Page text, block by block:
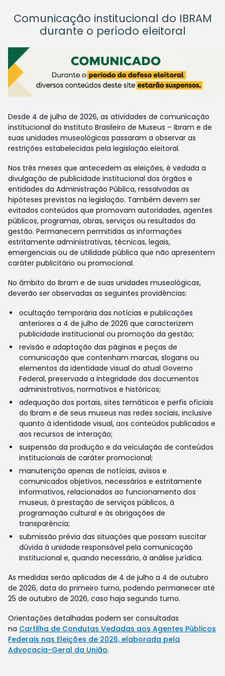
Comunicação institucional do IBRAM
durante o período eleitoral
Desde 4 de julho de 2026, as atividades de comunicação
institucional do Instituto Brasileiro de Museus – Ibram e de
suas unidades museológicas passaram a observar as
restrições estabelecidas pela legislação eleitoral.
Nos três meses que antecedem as eleições, é vedada a
divulgação de publicidade institucional dos órgãos e
entidades da Administração Pública, ressalvadas as
hipóteses previstas na legislação. Também devem ser
evitados conteúdos que promovam autoridades, agentes
públicos, programas, obras, serviços ou resultados da
gestão. Permanecem permitidas as informações
estritamente administrativas, técnicas, legais,
emergenciais ou de utilidade pública que não apresentem
caráter publicitário ou promocional.
No âmbito do Ibram e de suas unidades museológicas,
deverão ser observadas as seguintes providências:
ocultação temporária das notícias e publicações
anteriores a 4 de julho de 2026 que caracterizem
publicidade institucional ou promoção da gestão;
revisão e adaptação das páginas e peças de
comunicação que contenham marcas, slogans ou
elementos da identidade visual do atual Governo
Federal, preservada a integridade dos documentos
administrativos, normativos e históricos;
adequação dos portais, sites temáticos e perfis oficiais
do Ibram e de seus museus nas redes sociais, inclusive
quanto à identidade visual, aos conteúdos publicados e
aos recursos de interação;
suspensão da produção e da veiculação de conteúdos
institucionais de caráter promocional;
manutenção apenas de notícias, avisos e
comunicados objetivos, necessários e estritamente
informativos, relacionados ao funcionamento dos
museus, à prestação de serviços públicos, à
programação cultural e às obrigações de
transparência;
submissão prévia das situações que possam suscitar
dúvida à unidade responsável pela comunicação
institucional e, quando necessário, à análise jurídica.
As medidas serão aplicadas de 4 de julho a 4 de outubro
de 2026, data do primeiro turno, podendo permanecer até
25 de outubro de 2026, caso haja segundo turno.
Orientações detalhadas podem ser consultadas
na Cartilha de Condutas Vedadas aos Agentes Públicos
Federais nas Eleições de 2026, elaborada pela
Advocacia-Geral da União.